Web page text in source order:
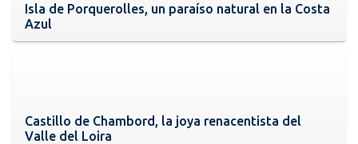
Isla de Porquerolles, un paraíso natural en la Costa
Azul
Castillo de Chambord, la joya renacentista del
Valle del Loira